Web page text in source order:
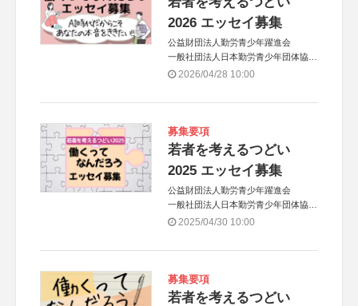
2026 エッセイ募集
公益財団法人勤労青少年躍進会
一般社団法人日本勤労青少年団体協議
会2026/04/28 10:00
募集要項
若者を考えるつどい
2025 エッセイ募集
公益財団法人勤労青少年躍進会
一般社団法人日本勤労青少年団体協議
会2025/04/30 10:00
募集要項
若者を考えるつどい